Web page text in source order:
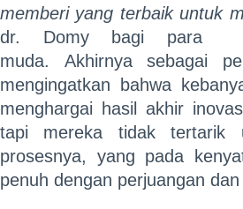
memberi yang terbaik untuk
dr. Domy bagi para
muda. Akhirnya sebagai
mengingatkan bahwa
menghargai hasil akhir
tapi mereka tidak tertarik
prosesnya, yang pada
penuh dengan perjuangan